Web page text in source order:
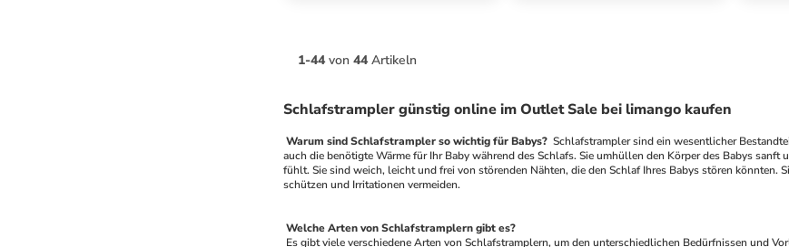
1-44 von 44 Artikeln
Schlafstrampler günstig online im Outlet Sale bei limango kaufen
Warum sind Schlafstrampler so wichtig für Babys? Schlafstrampler sind ein wesentlicher
auch die benötigte Wärme für Ihr Baby während des Schlafs. Sie umhüllen den Körper des Babys
fühlt. Sie sind weich, leicht und frei von störenden Nähten, die den Schlaf Ihres Babys stören könnten.
schützen und Irritationen vermeiden.
Welche Arten von Schlafstramplern gibt es?